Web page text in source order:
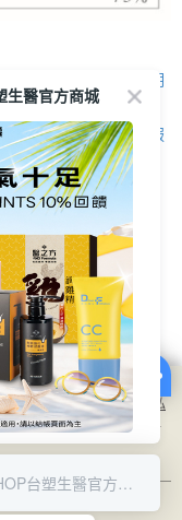
顯示電腦版詳細說明
客服
紅口含錠
方式之詳情，及若您不希
定，請參閱本網站「
隱私
同意本公司得按本網站使
生醫官方商城
回饋10%
回覆至 FB SHOP台塑生醫官方商城